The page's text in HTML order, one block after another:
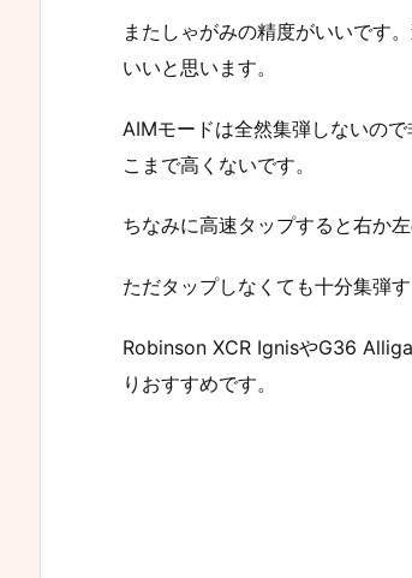
またしゃがみの精度がいいです
いいと思います。
AIMモードは全然集弾しないの
こまで高くないです。
ちなみに高速タップすると右か
ただタップしなくても十分集弾
Robinson XCR IgnisやG36
りおすすめです。